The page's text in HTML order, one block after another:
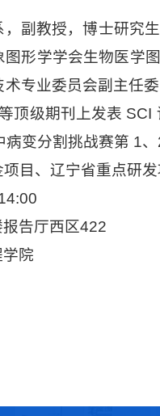
副教授，博士研究
形学学会生物医学
专业委员会副主任
顶级期刊上发表
变分割挑战赛第 1
目、辽宁省重点研
告厅西区422
院